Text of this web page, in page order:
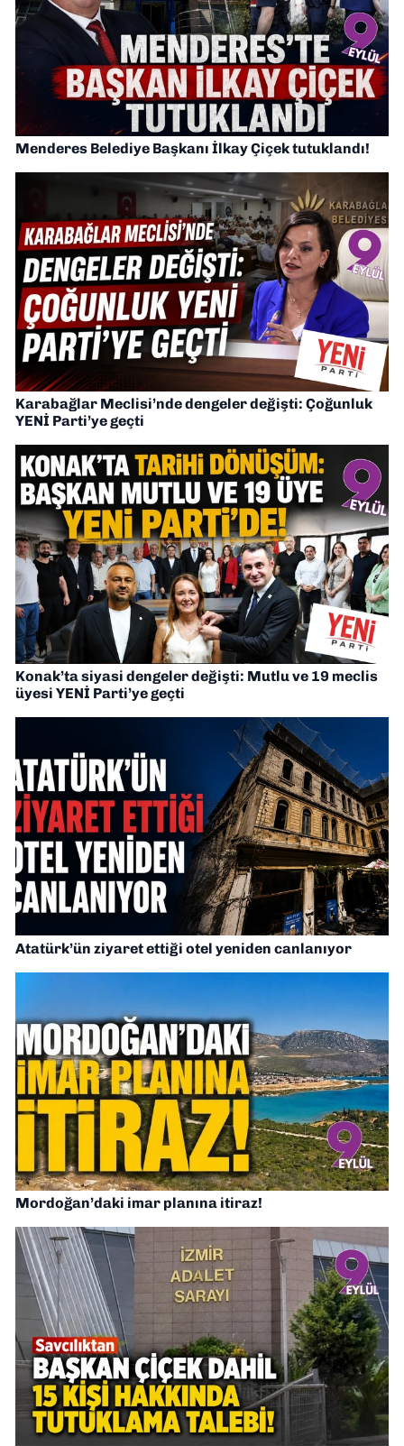
Menderes Belediye Başkanı İlkay Çiçek tutuklandı!
Karabağlar Meclisi’nde dengeler değişti: Çoğunluk
YENİ Parti’ye geçti
Konak’ta siyasi dengeler değişti: Mutlu ve 19 meclis
üyesi YENİ Parti’ye geçti
Atatürk’ün ziyaret ettiği otel yeniden canlanıyor
Mordoğan’daki imar planına itiraz!